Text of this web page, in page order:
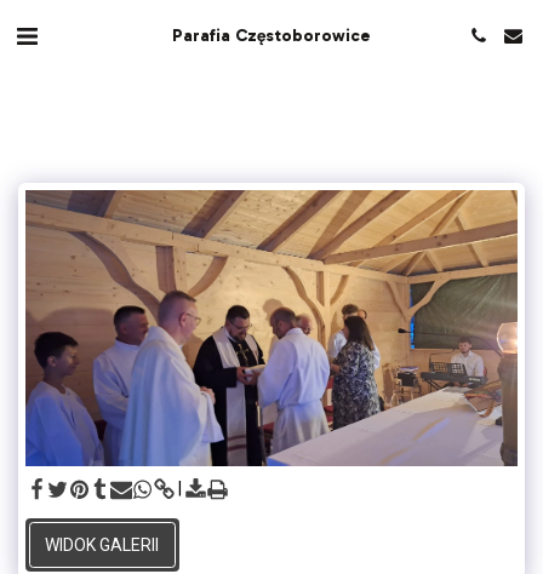
Parafia Częstoborowice
WIDOK GALERII